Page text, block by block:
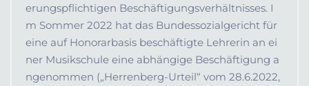
erungspflichtigen Beschäftigungsverhältnisses. I
m Sommer 2022 hat das Bundessozialgericht für
eine auf Honorarbasis beschäftigte Lehrerin an ei
ner Musikschule eine abhängige Beschäftigung a
ngenommen („Herrenberg-Urteil“ vom 28.6.2022,